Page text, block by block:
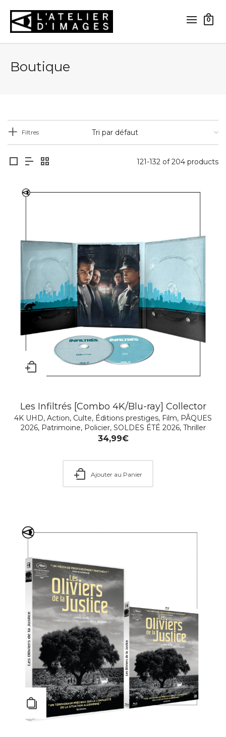
0
Boutique
Filtres
121-132 of 204 products
Les Infiltrés [Combo 4K/Blu-ray] Collector
4K UHD, Action, Culte, Éditions prestiges, Film, PÂQUES
2026, Patrimoine, Policier, SOLDES ÉTÉ 2026, Thriller
34,99€
Ajouter au Panier
MEURTRES À SANDHAMN – INTÉGRALE –
SAISON 14 À 19
Action,Policier,Série TV
39,99€
Ajouter au Panier